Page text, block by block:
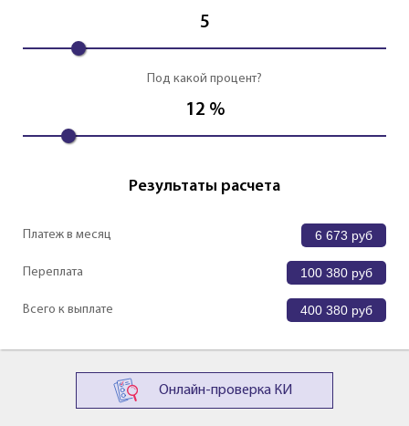
5
Под какой процент?
12 %
Результаты расчета
Платеж в месяц 6 673 руб
Переплата 100 380 руб
Всего к выплате 400 380 руб
Онлайн-проверка КИ